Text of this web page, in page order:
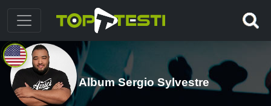
Album Sergio Sylvestre